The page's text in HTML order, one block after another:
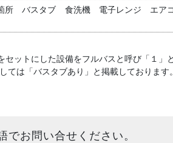
所 バスタブ 食洗機 電子レンジ エア
ットにした設備をフルバスと呼び「１」
は「バスタブあり」と掲載しております。
でお問い合せください。